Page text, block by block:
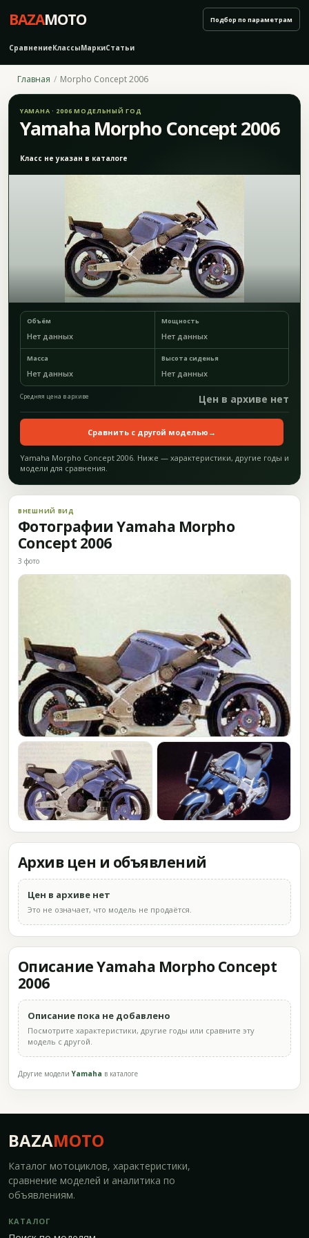
BAZAMOTO
СравнениеКлассыМаркиСтатьи
Подбор по параметрам
Главная Morpho Concept 2006
YAMAHA · 2006 МОДЕЛЬНЫЙ ГОД
Yamaha Morpho Concept 2006
Класс не указан в каталоге
Объём
Нет данных
Мощность
Нет данных
Масса
Нет данных
Высота сиденья
Нет данных
Средняя цена в архиве Цен в архиве нет
Сравнить с другой моделью →
Yamaha Morpho Concept 2006. Ниже — характеристики, другие годы и
модели для сравнения.
ВНЕШНИЙ ВИД
Фотографии Yamaha Morpho
Concept 2006
3 фото
Архив цен и объявлений
Цен в архиве нет
Это не означает, что модель не продаётся.
Описание Yamaha Morpho Concept
2006
Описание пока не добавлено
Посмотрите характеристики, другие годы или сравните эту
модель с другой.
Другие моделиYamaha в каталоге
BAZAMOTO
Каталог мотоциклов, характеристики,
сравнение моделей и аналитика по
объявлениям.
КАТАЛОГ